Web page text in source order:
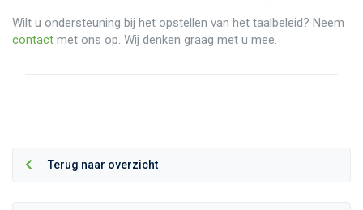
Wilt u ondersteuning bij het opstellen van het taalbeleid? Neem
contact met ons op. Wij denken graag met u mee.
Terug naar overzicht